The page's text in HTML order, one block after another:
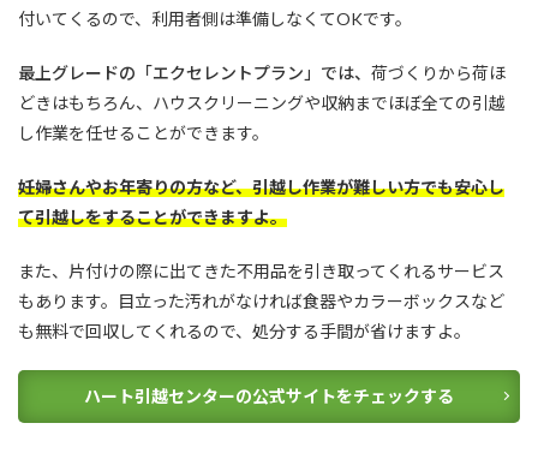
付いてくるので、利用者側は準備しなくてOKです。
最上グレードの「エクセレントプラン」では、 荷づくりから荷ほ
どきはもちろん、 ハウスクリーニングや収納までほぼ全ての引越
し作業を任せることができます。
妊婦さんやお年寄りの方など、引越し作業が難しい方でも安心し
て引越しをすることができますよ。
また、片付けの際に出てきた不用品を引き取ってくれるサービス
もあります。目立った汚れがなければ食器やカラーボックスなど
も無料で回収してくれるので、処分する手間が省けますよ。
ハート引越センターの公式サイトをチェックする